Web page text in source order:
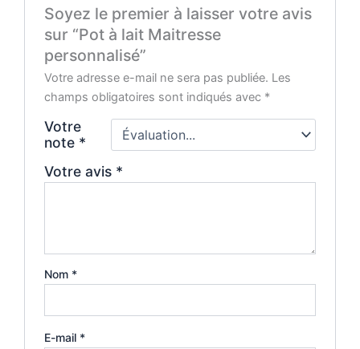
Soyez le premier à laisser votre avis
sur “Pot à lait Maitresse
personnalisé”
Votre adresse e-mail ne sera pas publiée. Les
champs obligatoires sont indiqués avec *
Votre
note *
Votre avis *
Nom *
E-mail *